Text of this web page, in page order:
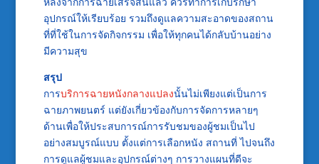
อุปกรณ์ให้เรียบร้อย รวมถึงดูแลความสะอาดของสถาน
ที่ที่ใช้ในการจัดกิจกรรม เพื่อให้ทุกคนได้กลับบ้านอย่าง
มีความสุข
สรุป
การบริการฉายหนังกลางแปลงนั้นไม่เพียงแต่เป็นการ
ฉายภาพยนตร์ แต่ยังเกี่ยวข้องกับการจัดการหลายๆ
ด้านเพื่อให้ประสบการณ์การรับชมของผู้ชมเป็นไป
อย่างสมบูรณ์แบบ ตั้งแต่การเลือกหนัง สถานที่ ไปจนถึง
การดูแลผู้ชมและอุปกรณ์ต่างๆ การวางแผนที่ดีจะ